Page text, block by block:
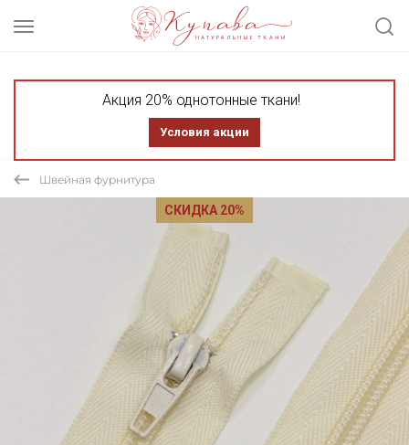
Акция 20% однотонные ткани!
Условия акции
Швейная фурнитура
СКИДКА 20%